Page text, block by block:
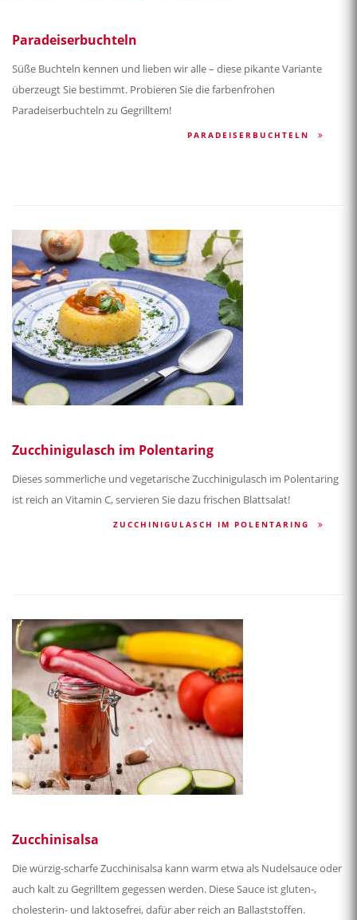
Paradeiserbuchteln
Süße Buchteln kennen und lieben wir alle – diese pikante Variante
überzeugt Sie bestimmt. Probieren Sie die farbenfrohen
Paradeiserbuchteln zu Gegrilltem!
PARADEISERBUCHTELN
Zucchinigulasch im Polentaring
Dieses sommerliche und vegetarische Zucchinigulasch im Polentaring
ist reich an Vitamin C, servieren Sie dazu frischen Blattsalat!
ZUCCHINIGULASCH IM POLENTARING
Zucchinisalsa
Die würzig-scharfe Zucchinisalsa kann warm etwa als Nudelsauce oder
auch kalt zu Gegrilltem gegessen werden. Diese Sauce ist gluten-,
cholesterin- und laktosefrei, dafür aber reich an Ballaststoffen.